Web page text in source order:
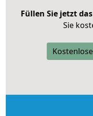
Füllen Sie jetzt
Sie